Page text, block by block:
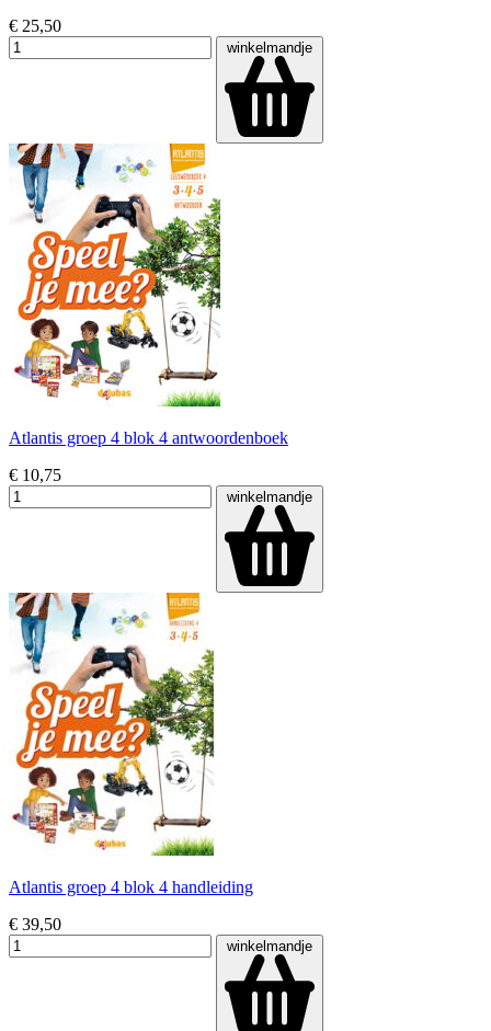
€ 25,50
winkelmandje
Atlantis groep 4 blok 4 antwoordenboek
€ 10,75
winkelmandje
Atlantis groep 4 blok 4 handleiding
€ 39,50
winkelmandje